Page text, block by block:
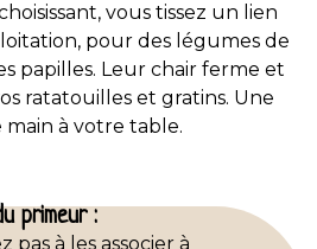
vous tissez un lien
pour des légumes de
papilles. Leur chair ferme et
ratatouilles et gratins. Une
à votre table.
primeur :
pas à les associer à